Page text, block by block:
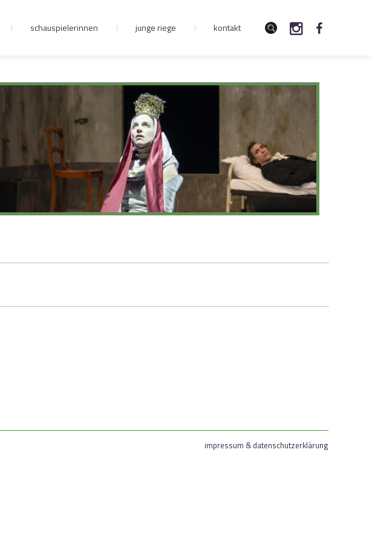
schauspielerinnen junge riege kontakt
impressum & datenschutzerklärung